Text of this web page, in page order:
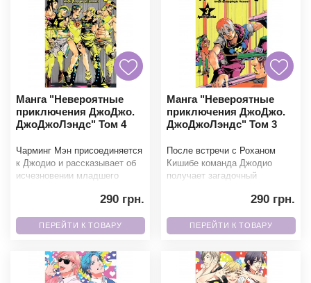
Манга "Невероятные
приключения ДжоДжо.
ДжоДжоЛэндс" Том 4
Чарминг Мэн присоединяется
к Джодио и рассказывает об
исчезновении младшего
вулкана Хуалалай. Эта290 грн.
ПЕРЕЙТИ К ТОВАРУ
Манга "Невероятные
приключения ДжоДжо.
ДжоДжоЛэндс" Том 3
После встречи с Роханом
Кишибе команда Джодио
получает загадочный
притягивать деньги и другие
290 грн.
ПЕРЕЙТИ К ТОВАРУ